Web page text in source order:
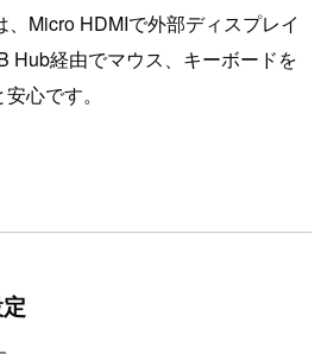
Micro HDMIで外部ディスプレイ
Hub経由でマウス、キーボードを
心です。